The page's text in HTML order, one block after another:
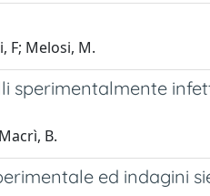
F; Melosi, M.
sperimentalmente
B.
ed indagini